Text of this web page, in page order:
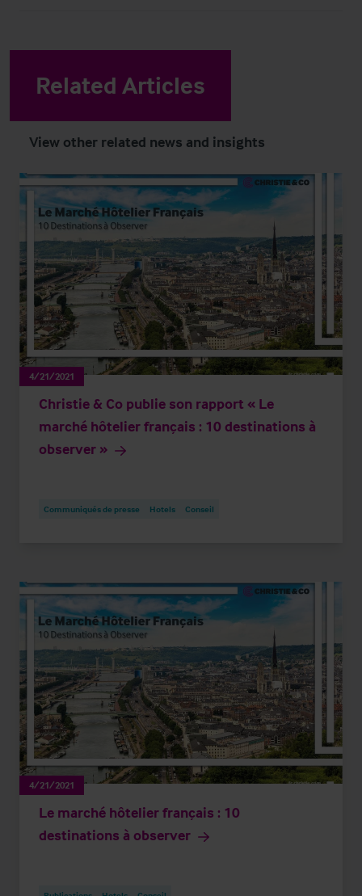
Related Articles
View other related news and insights
4/21/2021
Christie & Co publie son rapport « Le
marché hôtelier français : 10 destinations à
observer »
Communiqués de presse Hotels Conseil
4/21/2021
Le marché hôtelier français : 10
destinations à observer